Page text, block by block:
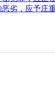
劣，应予庄